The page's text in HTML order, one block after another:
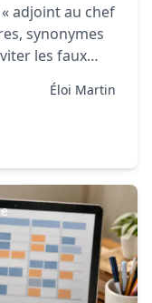
adjoint au chef
synonymes
les faux
Éloi Martin